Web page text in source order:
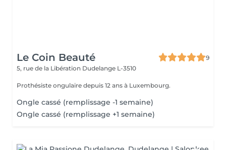
Le Coin Beauté
9
5, rue de la Libération Dudelange L-3510
Prothésiste ongulaire depuis 12 ans à Luxembourg.
Ongle cassé (remplissage -1 semaine)
Ongle cassé (remplissage +1 semaine)